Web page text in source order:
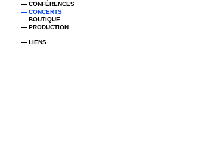
— CONFÉRENCES
— CONCERTS
— BOUTIQUE
— PRODUCTION
— LIENS